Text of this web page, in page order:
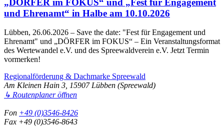
und Ehrenamt“ in Halbe am 10.10.2026
Lübben, 26.06.2026 – Save the date: "Fest für Engagement und
Ehrenamt" und „DÖRFER im FOKUS“ – Ein Veranstaltungsformat
des Wertewandel e.V. und des Spreewaldverein e.V. Jetzt Termin
vormerken!
Regionalförderung & Dachmarke Spreewald
Am Kleinen Hain 3, 15907 Lübben (Spreewald)
↳ Routenplaner öffnen
Fon +49 (0)3546-8426
Fax +49 (0)3546-8643